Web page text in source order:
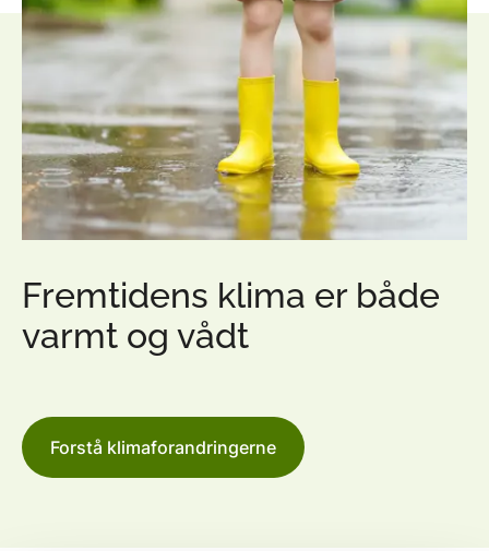
Fremtidens klima er både
varmt og vådt
Forstå klimaforandringerne